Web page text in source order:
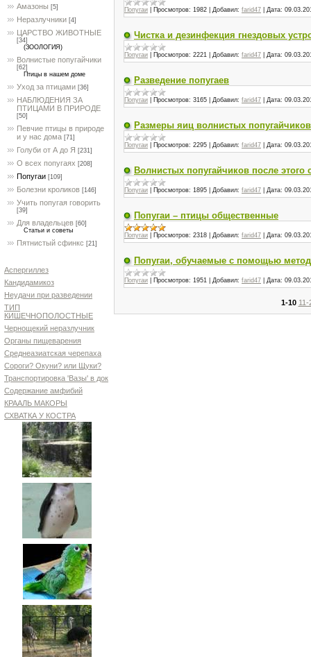
Амазоны [5]
Неразлучники [4]
ЦАРСТВО ЖИВОТНЫЕ
[34]
(ЗООЛОГИЯ)
Волнистые попугайчики
[62]
Птицы в нашем доме
Уход за птицами [36]
НАБЛЮДЕНИЯ ЗА
ПТИЦАМИ В ПРИРОДЕ
[50]
Певчие птицы в природе
и у нас дома [71]
Голуби от А до Я [231]
О всех попугаях [208]
Попугаи [109]
Болезни кроликов [146]
Учить попугая говорить
[39]
Для владельцев [60]
Статьи и советы
Пятнистый сфинкс [21]
Аспергиллез
Кандидамикоз
Неудачи при разведении
ТИП
КИШЕЧНОПОЛОСТНЫЕ
Чернощекий неразлучник
Органы пищеварения
Среднеазиатская черепаха
Сороги? Окуни? или Щуки?
Транспортировка 'Вазы' в док
Содержание амфибий
КРААЛЬ МАКОРЫ
СХВАТКА У КОСТРА
Попугаи Просмотров: 1982 Добавил: farid47 Дата:
Чистка и дезинфекция гнездовых
Попугаи Просмотров: 2221 Добавил: farid47 Дата:
Разведение попугаев
Попугаи Просмотров: 3165 Добавил: farid47 Дата:
Размеры яиц волнистых попугайчиков
Попугаи Просмотров: 2295 Добавил: farid47 Дата:
Волнистых попугайчиков после этого
Попугаи Просмотров: 1895 Добавил: farid47 Дата:
Попугаи – птицы общественные
Попугаи Просмотров: 2318 Добавил: farid47 Дата:
Попугаи, обучаемые с помощью
Попугаи Просмотров: 1951 Добавил: farid47 Дата:
1-10 11-